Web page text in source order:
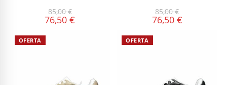
85,00€
76,50€
85,00€
76,50 €
OFERTA OFERTA